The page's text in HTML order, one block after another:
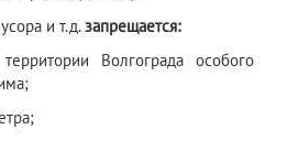
и т.д.запрещается:
Волгограда особого